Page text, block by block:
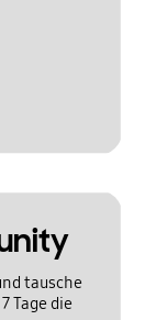
tausche
Tage die